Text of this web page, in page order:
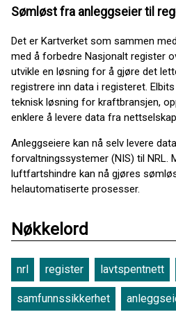
Sømløst fra anleggseier til
Det er Kartverket som sammen
med å forbedre Nasjonalt register
utvikle en løsning for å gjøre det
registrere inn data i registeret.
teknisk løsning for kraftbransjen,
enklere å levere data fra
Anleggseiere kan nå selv levere
forvaltningssystemer (NIS) til NRL.
luftfartshindre kan nå gjøres
helautomatiserte prosesser.
Nøkkelord
nrl register lavtspentnett
samfunnssikkerhet